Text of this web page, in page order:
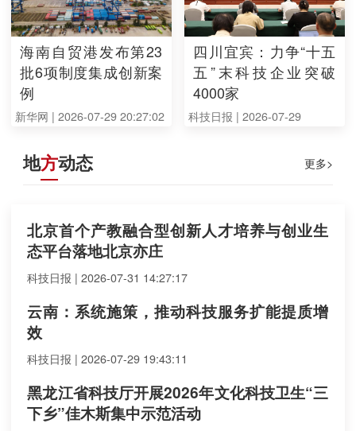
海南自贸港发布第23
批6项制度集成创新案
例
新华网 | 2026-07-29 20:27:02
四川宜宾：力争“十五
五”末科技企业突破
4000家
科技日报 | 2026-07-29
地方动态 更多>
北京首个产教融合型创新人才培养与创业生
态平台落地北京亦庄
科技日报 | 2026-07-31 14:27:17
云南：系统施策，推动科技服务扩能提质增
效
科技日报 | 2026-07-29 19:43:11
黑龙江省科技厅开展2026年文化科技卫生“三
下乡”佳木斯集中示范活动